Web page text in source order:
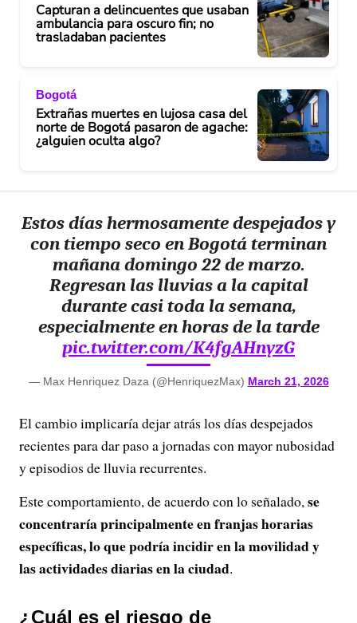
Capturan a delincuentes que usaban
ambulancia para oscuro fin; no
trasladaban pacientes
Bogotá
Extrañas muertes en lujosa casa del
norte de Bogotá pasaron de agache:
¿alguien oculta algo?
Estos días hermosamente despejados y
con tiempo seco en Bogotá terminan
mañana domingo 22 de marzo.
Regresan las lluvias a la capital
durante casi toda la semana,
especialmente en horas de la tarde
pic.twitter.com/K4fgAHnyzG
— Max Henriquez Daza (@HenriquezMax) March 21, 2026
El cambio implicaría dejar atrás los días despejados
recientes para dar paso a jornadas con mayor nubosidad
y episodios de lluvia recurrentes.
Este comportamiento, de acuerdo con lo señalado,se
concentraría principalmente en franjas horarias
específicas, lo que podría incidir en la movilidad y
las actividades diarias en la ciudad.
¿Cuál es el riesgo de